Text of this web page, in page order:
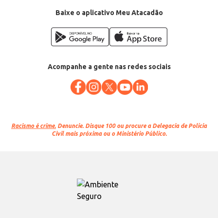
Baixe o aplicativo Meu Atacadão
Acompanhe a gente nas redes sociais
Racismo é crime. Denuncie. Disque 100 ou procure a Delegacia de Polícia
Civil mais próxima ou o Ministério Público.